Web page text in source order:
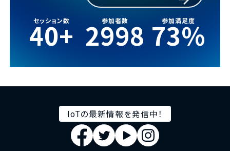
セッション数
40+ 参加者数
3000 参加満足度
90%
IoTの最新情報を発信中！
FacebookTwitter